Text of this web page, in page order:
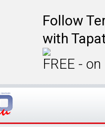
Follow
with
FREE -